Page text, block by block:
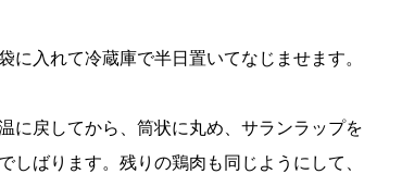
に入れて冷蔵庫で半日置いてなじませます。
に戻してから、筒状に丸め、サランラップを
しばります。残りの鶏肉も同じようにして、